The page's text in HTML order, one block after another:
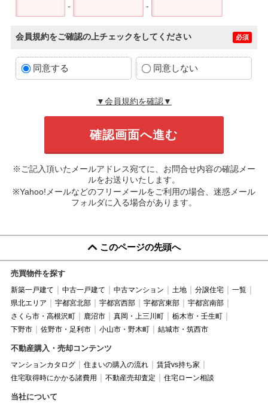
- -
会員規約をご確認の上チェックをしてください 必須
同意する 同意しない
▼会員規約を確認▼
※ご記入頂いたメールアドレス宛てに、お問合せ内容の確認メー
ルをお送りいたします。
※Yahoo!メールなどのフリーメールをご利用の場合、迷惑メール
フォルダに入る場合があります。
このページの先頭へ
売買物件を探す
新築一戸建て 中古一戸建て 中古マンション 土地 分譲住宅
一覧
県北エリア
宇都宮北部 宇都宮西部 宇都宮東部
宇都宮南部
さくら市・高根沢町
鹿沼市 真岡・上三川町
栃木市・壬生町
下野市
佐野市・足利市 小山市・野木町 結城市・筑西市
不動産購入・売却コンテンツ
マンションカタログ 住まいの購入の流れ
賃貸vs持ち家
住宅取得時にかかる諸費用
不動産売却査定 住宅ローン相談
当社について